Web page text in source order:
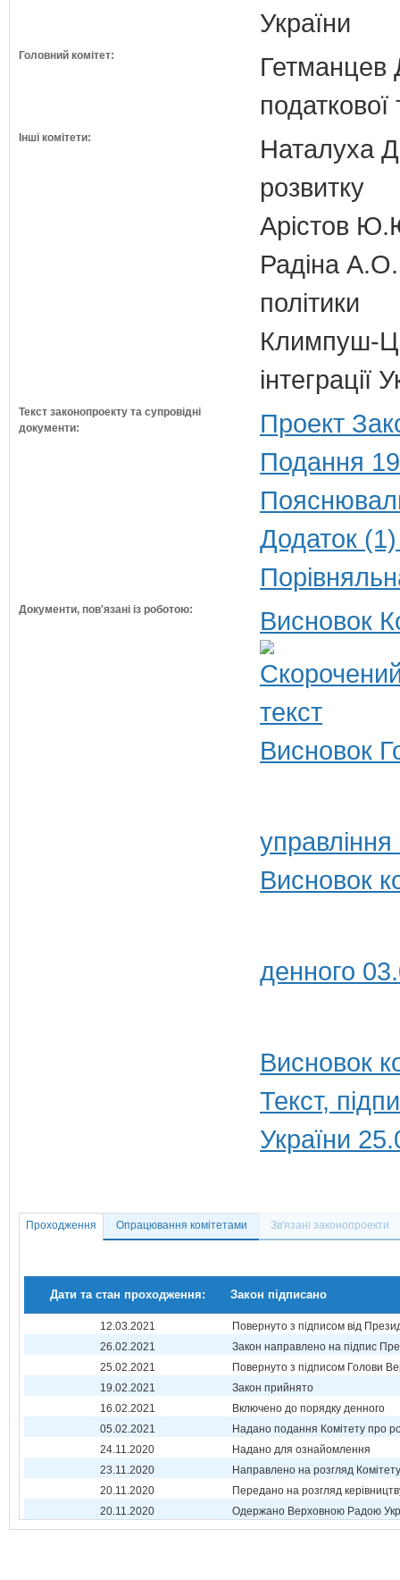
України
Головний комітет:
Гетманцев
податкової
Інші комітети:
Наталуха
розвитку
Арістов
Радіна А.О.
політики
Климпуш-
Текст законопроекту та супровідні
документи:
Проект
Подання
Додаток
Документи, пов'язані із роботою: Висновок
Висновок
Висновок
денного
Висновок
Текст,
України
Проходження Опрацювання комітетами Зв'язані законопроекти
Дати та стан проходження: Закон підписано
12.03.2021
Повернуто з підписом від
26.02.2021
Закон направлено на підпис
25.02.2021
Повернуто з підписом Голови
19.02.2021
Закон прийнято
16.02.2021
Включено до порядку денного
05.02.2021
Надано подання Комітету про
24.11.2020
Надано для ознайомлення
23.11.2020
Направлено на розгляд Комітету
20.11.2020
Передано на розгляд
20.11.2020
Одержано Верховною Радою